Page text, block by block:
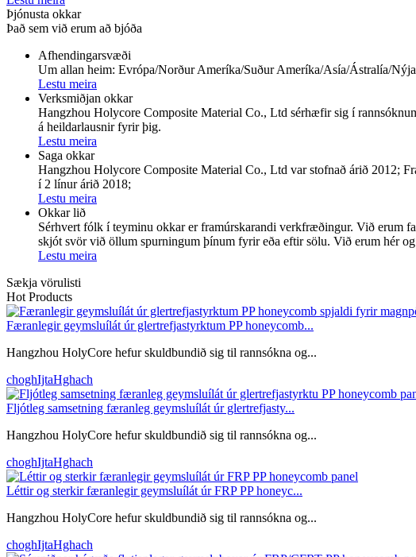
Þjónusta okkar
Það sem við erum að bjóða
Afhendingarsvæði
Um allan heim: Evrópa/Norður Ameríka/Suður Ameríka/Asía/Ástralía/
Lestu meira
Verksmiðjan okkar
Hangzhou Holycore Composite Material Co., Ltd sérhæfir sig í
á heildarlausnir fyrir þig.
Lestu meira
Saga okkar
Hangzhou Holycore Composite Material Co., Ltd var stofnað árið 2012;
í 2 línur árið 2018;
Lestu meira
Okkar lið
Sérhvert fólk í teyminu okkar er framúrskarandi verkfræðingur. Við erum
skjót svör við öllum spurningum þínum fyrir eða eftir sölu. Við erum hér
Lestu meira
Sækja vörulisti
Hot Products
Færanlegir geymsluílát úr glertrefjastyrktum PP honeycomb...
Hangzhou HolyCore hefur skuldbundið sig til rannsókna og...
choghIjtaHghach
Fljótleg samsetning færanleg geymsluílát úr glertrefjasty...
Hangzhou HolyCore hefur skuldbundið sig til rannsókna og...
choghIjtaHghach
Léttir og sterkir færanlegir geymsluílát úr FRP PP honeyc...
Hangzhou HolyCore hefur skuldbundið sig til rannsókna og...
choghIjtaHghach